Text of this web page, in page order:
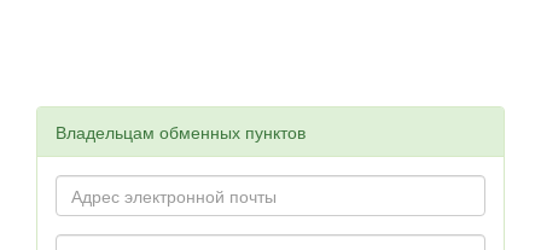
Владельцам обменных пунктов